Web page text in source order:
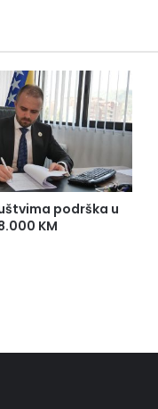
podrška u
KM